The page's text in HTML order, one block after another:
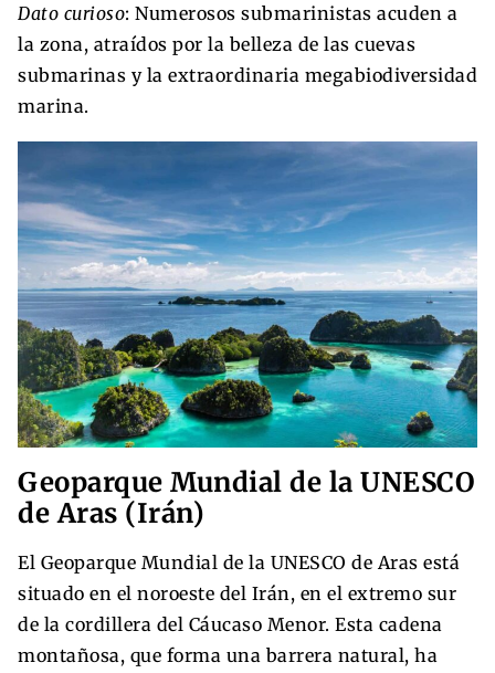
Dato curioso: Numerosos submarinistas acuden a
la zona, atraídos por la belleza de las cuevas
submarinas y la extraordinaria megabiodiversidad
marina.
Geoparque Mundial de la UNESCO
de Aras (Irán)
El Geoparque Mundial de la UNESCO de Aras está
situado en el noroeste del Irán, en el extremo sur
de la cordillera del Cáucaso Menor. Esta cadena
montañosa, que forma una barrera natural, ha